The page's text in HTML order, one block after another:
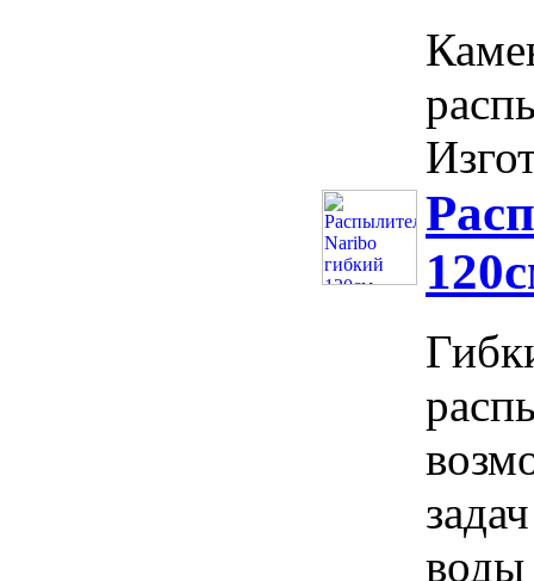
воды